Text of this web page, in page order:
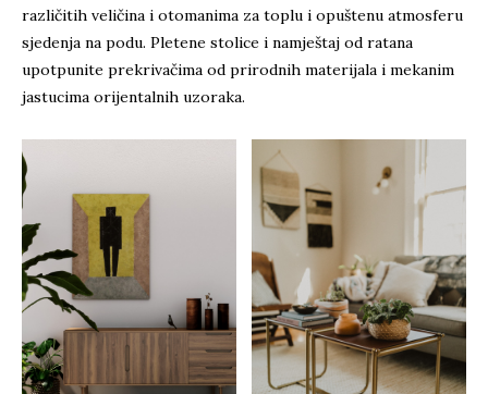
različitih veličina i otomanima za toplu i opuštenu atmosferu
sjedenja na podu. Pletene stolice i namještaj od ratana
upotpunite prekrivačima od prirodnih materijala i mekanim
jastucima orijentalnih uzoraka.